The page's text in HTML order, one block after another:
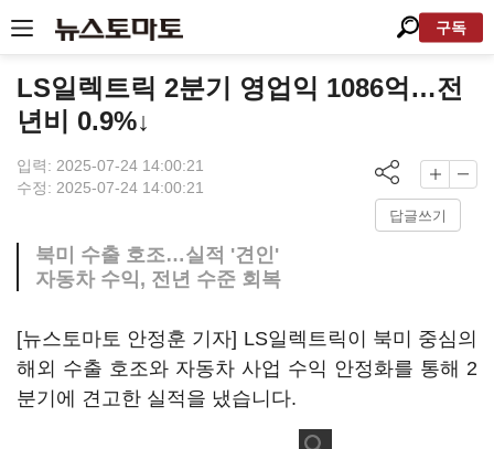
구독
LS일렉트릭 2분기 영업익 1086억…전
년비 0.9%↓
입력: 2025-07-24 14:00:21
수정: 2025-07-24 14:00:21
답글쓰기
북미 수출 호조…실적 '견인'
자동차 수익, 전년 수준 회복
[뉴스토마토 안정훈 기자] LS일렉트릭이 북미 중심의
해외 수출 호조와 자동차 사업 수익 안정화를 통해 2
분기에 견고한 실적을 냈습니다.